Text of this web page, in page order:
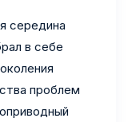
середина
в себе
проблем